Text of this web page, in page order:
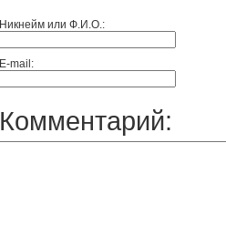
Никнейм или Ф.И.О.:
E-mail:
Комментарий: